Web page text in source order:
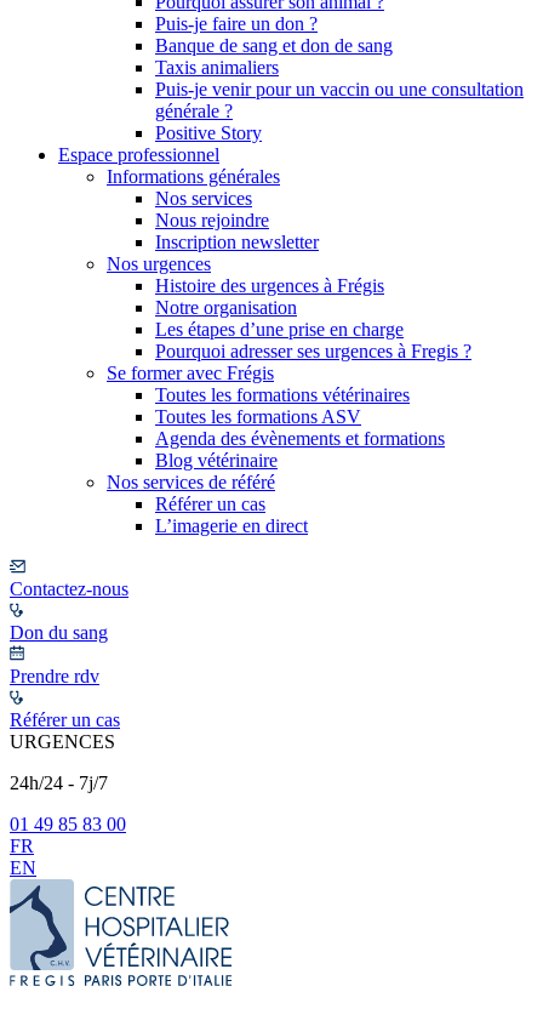
Puis-je faire un don ?
Banque de sang et don de sang
Taxis animaliers
Puis-je venir pour un vaccin ou une consultation
générale ?
Positive Story
Espace professionnel
Informations générales
Nos services
Nous rejoindre
Inscription newsletter
Nos urgences
Histoire des urgences à Frégis
Notre organisation
Les étapes d’une prise en charge
Pourquoi adresser ses urgences à Fregis ?
Se former avec Frégis
Toutes les formations vétérinaires
Toutes les formations ASV
Agenda des évènements et formations
Blog vétérinaire
Nos services de référé
Référer un cas
L’imagerie en direct
Contactez-nous
Don du sang
Prendre rdv
Référer un cas
URGENCES
24h/24 - 7j/7
01 49 85 83 00
FR
EN